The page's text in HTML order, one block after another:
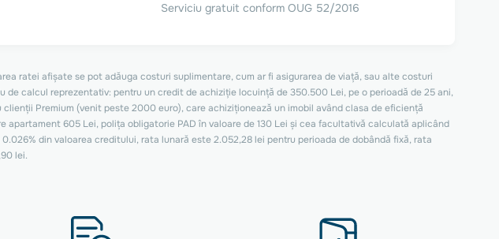
Serviciu gratuit conform OUG 52/2016
ratei afișate se pot adăuga costuri suplimentare, cum ar fi asigurarea de viață, sau alte costuri
calcul reprezentativ: pentru un credit de achiziție locuință de 350.500 Lei, pe o perioadă de 25 ani,
Premium (venit peste 2000 euro), care achiziționează un imobil având clasa de eficiență
605 Lei, polița obligatorie PAD în valoare de 130 Lei și cea facultativă calculată aplicând
din valoarea creditului, rata lunară este 2.052,28 lei pentru perioada de dobândă fixă, rata
lei.